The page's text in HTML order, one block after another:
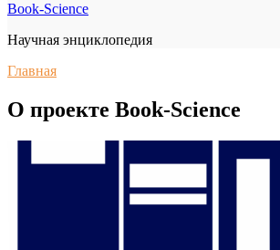
Book-Science
Научная энциклопедия
Главная
О проекте Book-Science